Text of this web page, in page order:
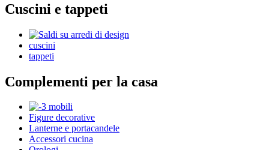
Cuscini e tappeti
cuscini
tappeti
Complementi per la casa
Figure decorative
Lanterne e portacandele
Accessori cucina